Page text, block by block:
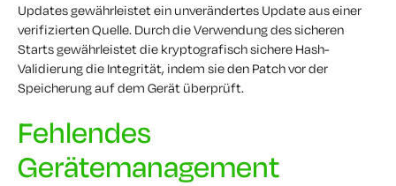
Updates gewährleistet ein unverändertes Update aus einer
verifizierten Quelle. Durch die Verwendung des sicheren
Starts gewährleistet die kryptografisch sichere Hash-
Validierung die Integrität, indem sie den Patch vor der
Speicherung auf dem Gerät überprüft.
Fehlendes
Gerätemanagement